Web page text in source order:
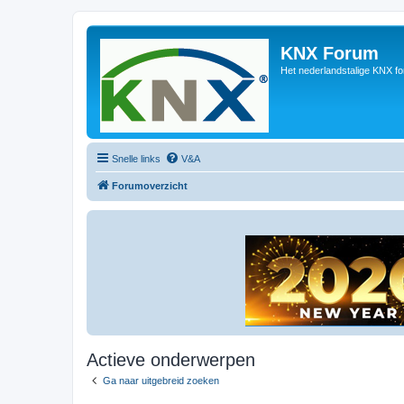
KNX Forum
Het nederlandstalige KNX
Snelle links V&A
Forumoverzicht
Actieve onderwerpen
Ga naar uitgebreid zoeken